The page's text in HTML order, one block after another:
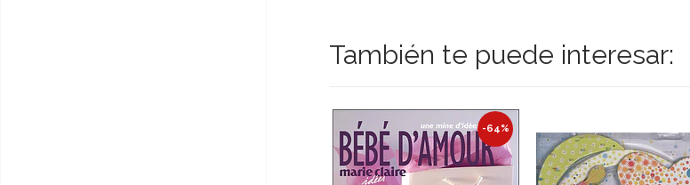
También te puede interesar:
-64%